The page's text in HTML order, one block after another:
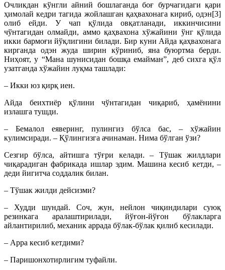
Очликдан кўнгли айний бошлаганда боғ бурчагидаги қари
ҳимолай кед­ри тагида жойлашган қаҳвахонага кириб, одэн[3]
олиб ейди. У чап қўлида овқатланади, иккинчисини
чўнтагидан олмайди, аммо қаҳвахона хўжайини ўнг қўлида
икки бармоғи йўқлигини билади. Бир куни Айда қаҳвахонага
кирганда одэн жуда ширин кўриниб, яна буюртма берди.
Ниҳоят, у “Мана шунисидан бошқа емайман”, деб сихга қўл
узатганда хўжайин луқма ташлади:
– Икки юз қирқ иен.
Айда беихтиёр қўлини чўнтагидан чиқариб, ҳамёнини
излашга тушди.
– Бемалол еяверинг, пулингиз бўлса бас, – хўжайин
кулимсиради. – Қўлингизга ачинаман. Нима бўлган ўзи?
Сезгир бўлса, айтишга тўғри келади. – Тўшак жилдлари
чиқарадиган фабрикада ишлар эдим. Машина кесиб кетди, –
деди йигитча соддалик билан.
– Тўшак жилди дейсизми?
– Худди шундай. Соч, жун, нейлон чиқиндилари суюқ
резинкага аралаштирилади, йўғон-йўғон бўлакларга
айлантирилиб, механик аррада бўлак-бўлак қилиб кесилади.
– Арра кесиб кетдими?
– Паришонхотирлигим туфайли.